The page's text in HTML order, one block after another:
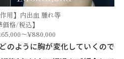
用】内出血 腫れ等
価格/税込】
～¥880,000
のように胸が変化していくので